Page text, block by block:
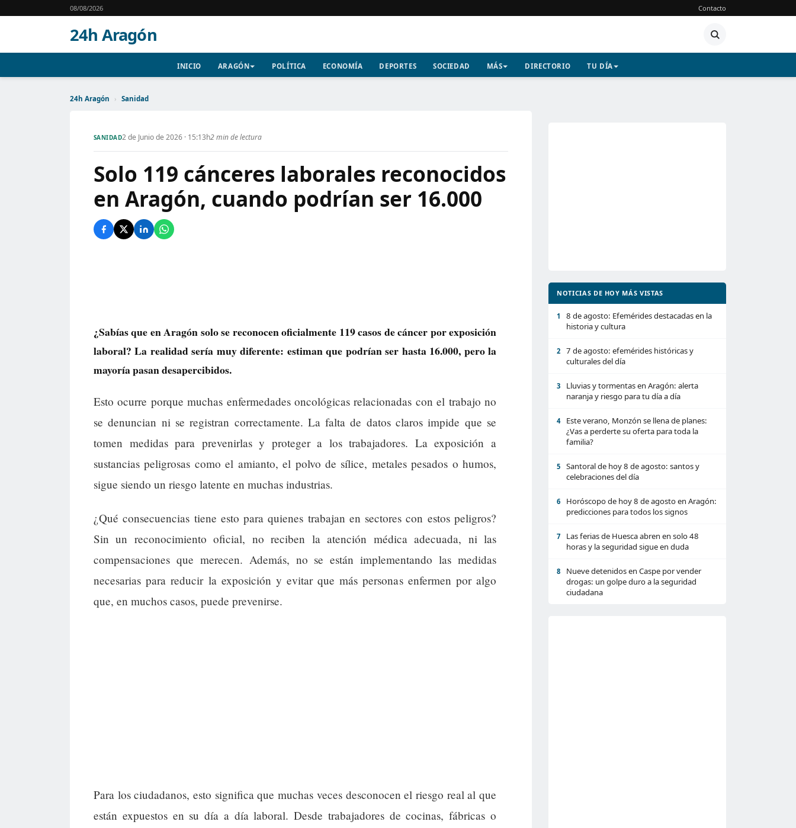
08/08/2026 Contacto
24h Aragón
INICIO ARAGÓN POLÍTICA ECONOMÍA DEPORTES SOCIEDAD MÁS DIRECTORIO TU DÍA
24h Aragón › Sanidad
SANIDAD2 de Junio de 2026 · 15:13h2 min de lectura
Solo 119 cánceres laborales reconocidos
en Aragón, cuando podrían ser 16.000
¿Sabías que en Aragón solo se reconocen oficialmente 119 casos de cáncer por exposición
laboral? La realidad sería muy diferente: estiman que podrían ser hasta 16.000, pero la
mayoría pasan desapercibidos.
Esto ocurre porque muchas enfermedades oncológicas relacionadas con el trabajo no
se denuncian ni se registran correctamente. La falta de datos claros impide que se
tomen medidas para prevenirlas y proteger a los trabajadores. La exposición a
sustancias peligrosas como el amianto, el polvo de sílice, metales pesados o humos,
sigue siendo un riesgo latente en muchas industrias.
¿Qué consecuencias tiene esto para quienes trabajan en sectores con estos peligros?
Sin un reconocimiento oficial, no reciben la atención médica adecuada, ni las
compensaciones que merecen. Además, no se están implementando las medidas
necesarias para reducir la exposición y evitar que más personas enfermen por algo
que, en muchos casos, puede prevenirse.
Para los ciudadanos, esto significa que muchas veces desconocen el riesgo real al que
están expuestos en su día a día laboral. Desde trabajadores de cocinas, fábricas o
NOTICIAS DE HOY MÁS VISTAS
1
8 de agosto: Efemérides destacadas en la
historia y cultura
2
7 de agosto: efemérides históricas y
culturales del día
3
Lluvias y tormentas en Aragón: alerta
naranja y riesgo para tu día a día
4
Este verano, Monzón se llena de planes:
¿Vas a perderte su oferta para toda la
familia?
5
Santoral de hoy 8 de agosto: santos y
celebraciones del día
6
Horóscopo de hoy 8 de agosto en Aragón:
predicciones para todos los signos
7
Las ferias de Huesca abren en solo 48
horas y la seguridad sigue en duda
8
Nueve detenidos en Caspe por vender
drogas: un golpe duro a la seguridad
ciudadana